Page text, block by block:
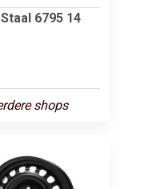
6795 14
shops